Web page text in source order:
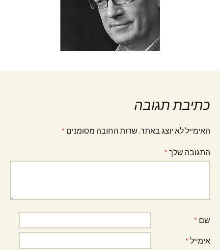
כתיבת תגובה
האימייל לא יוצג באתר. שדות החובה מסומנים *
התגובה שלך *
שם *
אימייל *